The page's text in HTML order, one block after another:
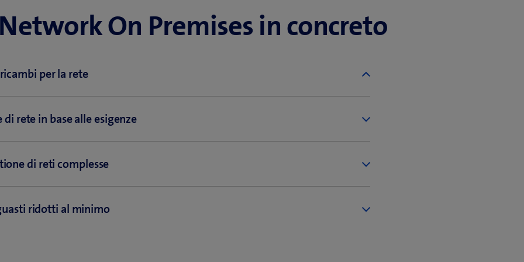
On Premises in concreto
per la rete
critico per la rete.
rete in base alle esigenze
ha bisogno di soluzioni di rete flessibili, in grado di adattarsi dinamicamente
di reti complesse
dei sistemi e la sempre maggiore difficoltà di reperire personale qualificato, le
sufficienti competenze e risorse interne per il supporto e la gestione operativa
ridotti al minimo